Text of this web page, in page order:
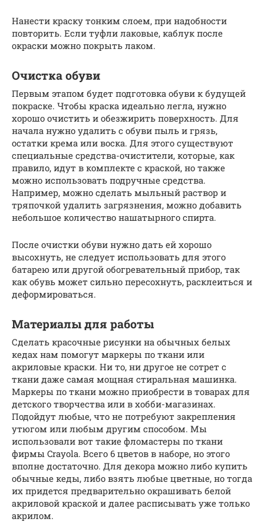
Нанести краску тонким слоем, при надобности
повторить. Если туфли лаковые, каблук после
окраски можно покрыть лаком.
Очистка обуви
Первым этапом будет подготовка обуви к будущей
покраске. Чтобы краска идеально легла, нужно
хорошо очистить и обезжирить поверхность. Для
начала нужно удалить с обуви пыль и грязь,
остатки крема или воска. Для этого существуют
специальные средства-очистители, которые, как
правило, идут в комплекте с краской, но также
можно использовать подручные средства.
Например, можно сделать мыльный раствор и
тряпочкой удалить загрязнения, можно добавить
небольшое количество нашатырного спирта.
После очистки обуви нужно дать ей хорошо
высохнуть, не следует использовать для этого
батарею или другой обогревательный прибор, так
как обувь может сильно пересохнуть, расклеиться и
деформироваться.
Материалы для работы
Сделать красочные рисунки на обычных белых
кедах нам помогут маркеры по ткани или
акриловые краски. Ни то, ни другое не сотрет с
ткани даже самая мощная стиральная машинка.
Маркеры по ткани можно приобрести в товарах для
детского творчества или в хобби-магазинах.
Подойдут любые, что не потребуют закрепления
утюгом или любым другим способом. Мы
использовали вот такие фломастеры по ткани
фирмы Crayola. Всего 6 цветов в наборе, но этого
вполне достаточно. Для декора можно либо купить
обычные кеды, либо взять любые цветные, но тогда
их придется предварительно окрашивать белой
акриловой краской и далее расписывать уже только
акрилом.